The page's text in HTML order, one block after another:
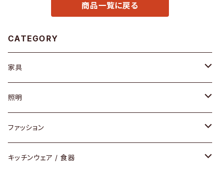
商品一覧に戻る
CATEGORY
家具
ソファ / ベンチ
チェア / スツール
ダイニングセット / ダイニングテーブル
照明
ペンダントライト
テーブルランプ / デスクスタンド
ファッション
アクセサリー
キッチンウェア / 食器